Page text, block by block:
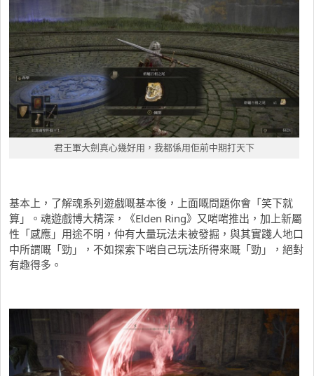
君王軍大劍真心幾好用，我都係用佢前中期打天下
基本上，了解魂系列遊戲嘅基本後，上面嘅問題你會「笑下就
算」。魂遊戲博大精深，《Elden Ring》又啱啱推出，加上新屬
性「感應」用途不明，仲有大量玩法未被發掘，與其實踐人地口
中所謂嘅「勁」，不如探索下啱自己玩法所得來嘅「勁」，絕對
有趣得多。